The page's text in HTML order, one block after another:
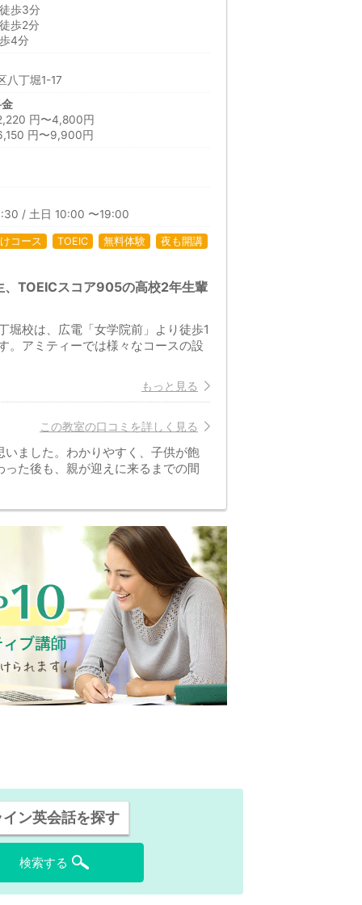
歩3分
歩2分
4分
八丁堀1-17
円〜4,800円
円〜9,900円
/ 土日 10:00 〜19:00
コース TOEIC 無料体験 夜も開講
、TOEICスコア905の高校2年生輩
堀校は、広電「女学院前」より徒歩1
。アミティーでは様々なコースの設
もっと見る
この教室の口コミを詳しく見る
ました。わかりやすく、子供が飽
た後も、親が迎えに来るまでの間
ン英会話を探す
検索する